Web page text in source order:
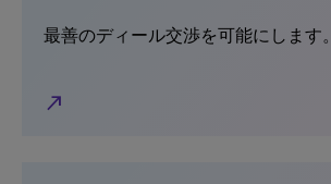
最善のディール交渉を可能にします。
north_east